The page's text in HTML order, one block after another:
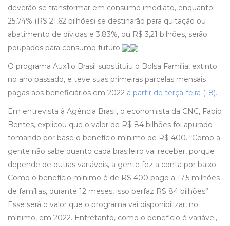
deverão se transformar em consumo imediato, enquanto
25,74% (R$ 21,62 bilhões) se destinarão para quitação ou
abatimento de dívidas e 3,83%, ou R$ 3,21 bilhões, serão
poupados para consumo futuro.
O programa Auxílio Brasil substituiu o Bolsa Família, extinto
no ano passado, e teve suas primeiras parcelas mensais
pagas aos beneficiários em 2022 a partir de terça-feira (18).
Em entrevista à Agência Brasil, o economista da CNC, Fabio
Bentes, explicou que o valor de R$ 84 bilhões foi apurado
tomando por base o benefício mínimo de R$ 400. “Como a
gente não sabe quanto cada brasileiro vai receber, porque
depende de outras variáveis, a gente fez a conta por baixo.
Como o benefício mínimo é de R$ 400 pago a 17,5 milhões
de famílias, durante 12 meses, isso perfaz R$ 84 bilhões”.
Esse será o valor que o programa vai disponibilizar, no
mínimo, em 2022. Entretanto, como o benefício é variável,